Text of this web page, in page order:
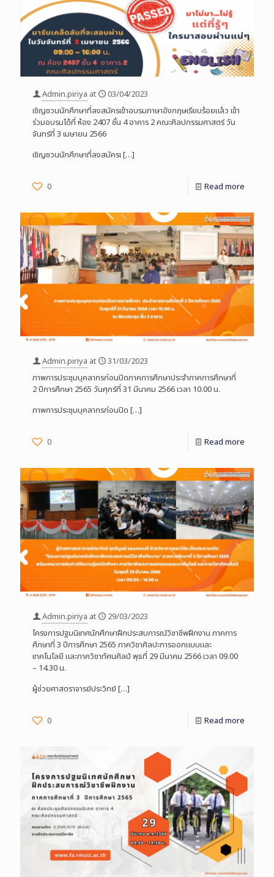
Admin.piriya at
03/04/2023
เชิญชวนนักศึกษาที่ลงสมัครเข้าอบรมภาษาอังกฤษเรียบร้อยแล้ว เข้า
ร่วมอบรมได้ที่ ห้อง 2407 ชั้น 4 อาคาร 2 คณะศิลปกรรมศาสตร์ วัน
จันทร์ที่ 3 เมษายน 2566
เชิญชวนนักศึกษาที่ลงสมัครเ[…]
0 Read more
Admin.piriya at
31/03/2023
ภาพการประชุมบุคลากรก่อนปิดภาคการศึกษาประจำภาคการศึกษาที่
2 ปีการศึกษา 2565 วันศุกร์ที่ 31 มีนาคม 2566 เวลา 10.00 น.
ภาพการประชุมบุคลากรก่อนปิด […]
0 Read more
Admin.piriya at
29/03/2023
โครงการปฐมนิเทศนักศึกษาฝึกประสบการณ์วิชาชีพฝึกงาน ภาคการ
ศึกษาที่ 3 ปีการศึกษา 2565 ภาควิชาศิลปะการออกแบบและ
เทคโนโลยี และภาควิชาทัศนศิลป์ พุธที่ 29 มีนาคม 2566 เวลา 09.00
– 14.30 น.
ผู้ช่วยศาสตราจารย์ประวิทย์[…]
0 Read more